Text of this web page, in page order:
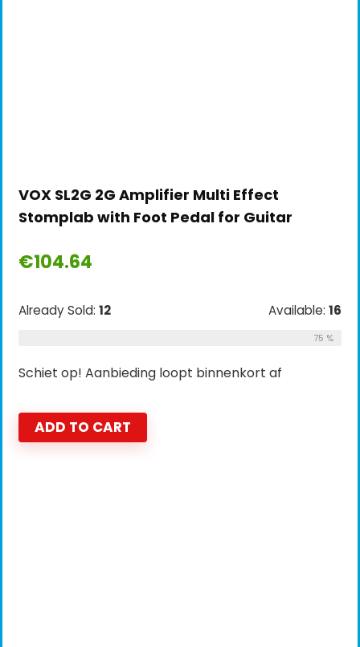
VOX SL2G 2G Amplifier Multi Effect
Stomplab with Foot Pedal for Guitar
€104.64
Already Sold: 12 Available: 16
75 %
Schiet op! Aanbieding loopt binnenkort af
ADD TO CART